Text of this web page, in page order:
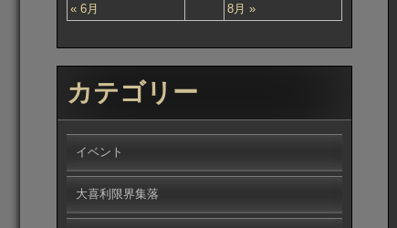
« 6月 8月 »
カテゴリー
イベント
大喜利限界集落